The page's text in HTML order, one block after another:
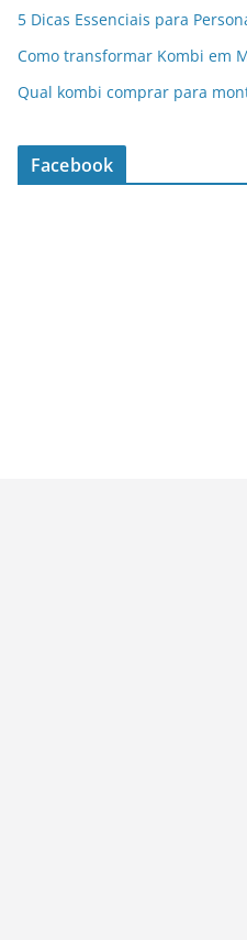
5 Dicas Essenciais para
Como transformar Kombi em
Qual kombi comprar para
Facebook